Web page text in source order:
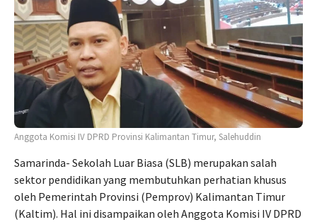
Anggota Komisi IV DPRD Provinsi Kalimantan Timur, Salehuddin
Samarinda- Sekolah Luar Biasa (SLB) merupakan salah
sektor pendidikan yang membutuhkan perhatian khusus
oleh Pemerintah Provinsi (Pemprov) Kalimantan Timur
(Kaltim). Hal ini disampaikan oleh Anggota Komisi IV DPRD